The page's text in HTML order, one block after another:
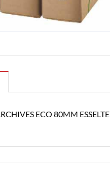
ECO 80MM ESSELTE